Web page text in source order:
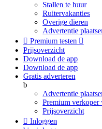
Stallen te huur
Ruitervakanties
Overige dieren
Advertentie
 Premium testen 
Prijsoverzicht
Download de app
Download de app
Gratis adverteren
b
Advertentie
Premium verkoper
Prijsoverzicht
 Inloggen